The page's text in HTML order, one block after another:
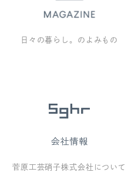
日々の暮らし。のよみもの
菅原工芸硝子株式会社について